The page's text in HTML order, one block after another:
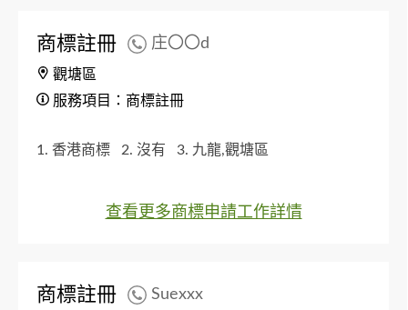
商標註冊 庄〇〇d
觀塘區
服務項目：商標註冊
1. 香港商標 2. 沒有 3. 九龍,觀塘區
查看更多商標申請工作詳情
商標註冊 Suexxx